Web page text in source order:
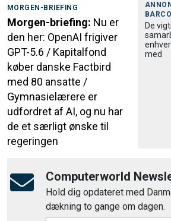
MORGEN-BRIEFING
Morgen-briefing: Nu er
den her: OpenAI frigiver
GPT-5.6 / Kapitalfond
køber danske Factbird
med 80 ansatte /
Gymnasielærere er
udfordret af AI, og nu har
de et særligt ønske til
regeringen
BARCO
De
med
Computerworld
Hold dig opdateret med
dækning to gange om dagen.